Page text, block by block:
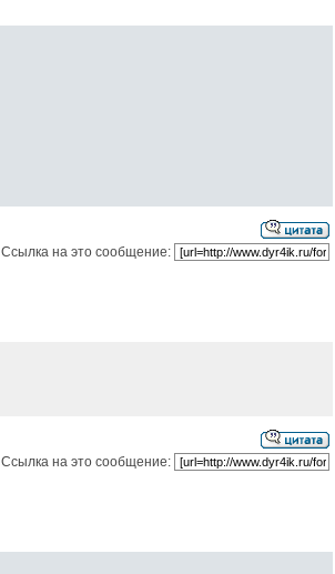
Ссылка на это сообщение:
Ссылка на это сообщение: